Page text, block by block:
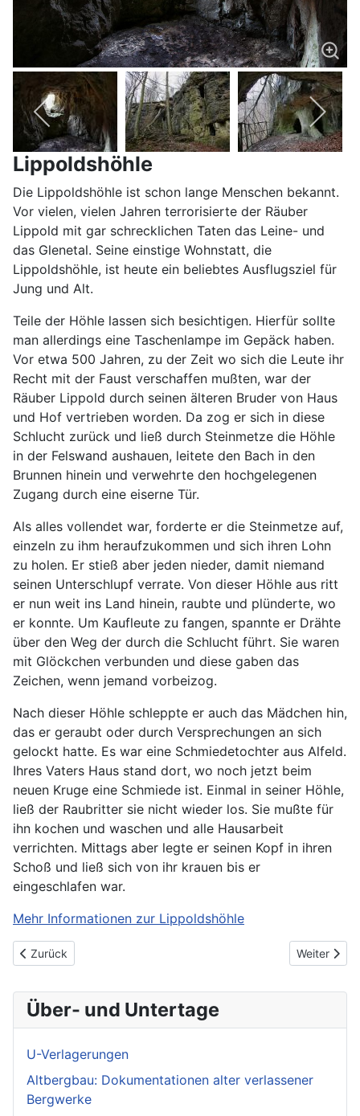
Lippoldshöhle
Die Lippoldshöhle ist schon lange Menschen bekannt.
Vor vielen, vielen Jahren terrorisierte der Räuber
Lippold mit gar schrecklichen Taten das Leine- und
das Glenetal. Seine einstige Wohnstatt, die
Lippoldshöhle, ist heute ein beliebtes Ausflugsziel für
Jung und Alt.
Teile der Höhle lassen sich besichtigen. Hierfür sollte
man allerdings eine Taschenlampe im Gepäck haben.
Vor etwa 500 Jahren, zu der Zeit wo sich die Leute ihr
Recht mit der Faust verschaffen mußten, war der
Räuber Lippold durch seinen älteren Bruder von Haus
und Hof vertrieben worden. Da zog er sich in diese
Schlucht zurück und ließ durch Steinmetze die Höhle
in der Felswand aushauen, leitete den Bach in den
Brunnen hinein und verwehrte den hochgelegenen
Zugang durch eine eiserne Tür.
Als alles vollendet war, forderte er die Steinmetze auf,
einzeln zu ihm heraufzukommen und sich ihren Lohn
zu holen. Er stieß aber jeden nieder, damit niemand
seinen Unterschlupf verrate. Von dieser Höhle aus ritt
er nun weit ins Land hinein, raubte und plünderte, wo
er konnte. Um Kaufleute zu fangen, spannte er Drähte
über den Weg der durch die Schlucht führt. Sie waren
mit Glöckchen verbunden und diese gaben das
Zeichen, wenn jemand vorbeizog.
Nach dieser Höhle schleppte er auch das Mädchen hin,
das er geraubt oder durch Versprechungen an sich
gelockt hatte. Es war eine Schmiedetochter aus Alfeld.
Ihres Vaters Haus stand dort, wo noch jetzt beim
neuen Kruge eine Schmiede ist. Einmal in seiner Höhle,
ließ der Raubritter sie nicht wieder los. Sie mußte für
ihn kochen und waschen und alle Hausarbeit
verrichten. Mittags aber legte er seinen Kopf in ihren
Schoß und ließ sich von ihr krauen bis er
eingeschlafen war.
Mehr Informationen zur Lippoldshöhle
Vorheriger Beitrag: Sandsteinhöhlen Regenstein
Zurück Nächster
Weiter
Über- und Untertage
U-Verlagerungen
Altbergbau: Dokumentationen alter verlassener
Bergwerke